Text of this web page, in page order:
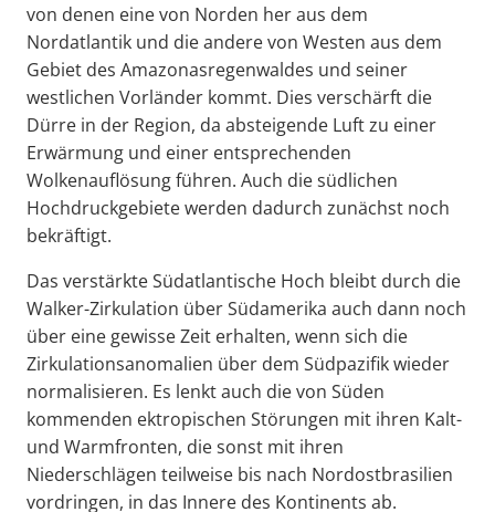
von denen eine von Norden her aus dem
Nordatlantik und die andere von Westen aus dem
Gebiet des Amazonasregenwaldes und seiner
westlichen Vorländer kommt. Dies verschärft die
Dürre in der Region, da absteigende Luft zu einer
Erwärmung und einer entsprechenden
Wolkenauflösung führen. Auch die südlichen
Hochdruckgebiete werden dadurch zunächst noch
bekräftigt.
Das verstärkte Südatlantische Hoch bleibt durch die
Walker-Zirkulation über Südamerika auch dann noch
über eine gewisse Zeit erhalten, wenn sich die
Zirkulationsanomalien über dem Südpazifik wieder
normalisieren. Es lenkt auch die von Süden
kommenden ektropischen Störungen mit ihren Kalt-
und Warmfronten, die sonst mit ihren
Niederschlägen teilweise bis nach Nordostbrasilien
vordringen, in das Innere des Kontinents ab.